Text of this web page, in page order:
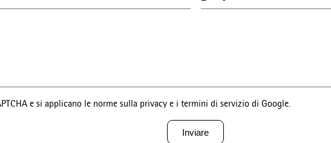
e si applicano le norme sulla privacy e i termini di servizio di Google.
Inviare